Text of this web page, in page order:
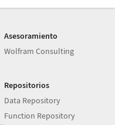
Asesoramiento
Wolfram Consulting
Repositorios
Data Repository
Function Repository